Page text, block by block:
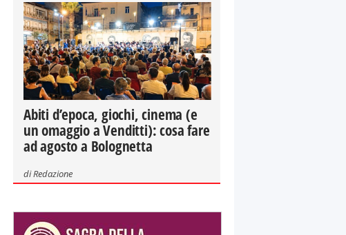
Abiti d’epoca, giochi, cinema (e
un omaggio a Venditti): cosa fare
ad agosto a Bolognetta
diRedazione